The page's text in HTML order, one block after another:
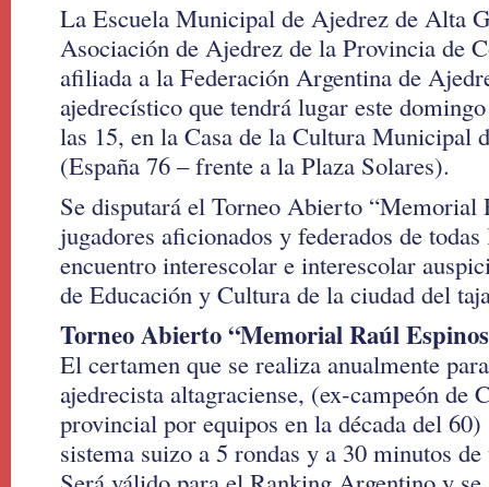
La Escuela Municipal de Ajedrez de Alta
Asociación de Ajedrez de la Provincia de
afiliada a la Federación Argentina de
ajedrecístico que tendrá lugar este
las 15, en la Casa de la Cultura Municipal
(España 76 – frente a la Plaza Solares).
Se disputará el Torneo Abierto “Memorial
jugadores aficionados y federados de todas
encuentro interescolar e interescolar
de Educación y Cultura de la ciudad del
Torneo Abierto “Memorial Raúl
El certamen que se realiza anualmente
ajedrecista altagraciense, (ex-campeón de
provincial por equipos en la década del
sistema suizo a 5 rondas y a 30 minutos